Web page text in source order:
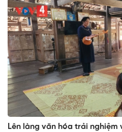
Lên làng văn hóa trải